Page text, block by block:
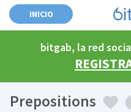
INICIO
bitgab, la red
Prepositions